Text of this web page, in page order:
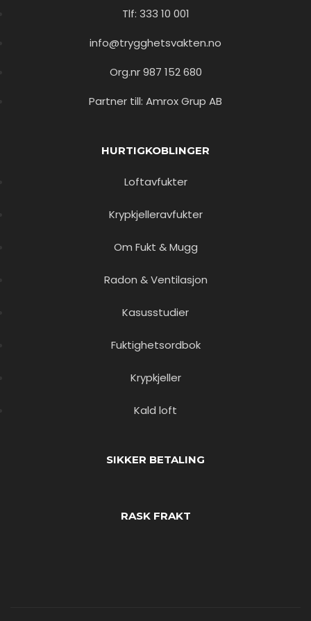
Tlf: 333 10 001
info@trygghetsvakten.no
Org.nr 987 152 680
Partner till: Amrox Grup AB
HURTIGKOBLINGER
Loftavfukter
Krypkjelleravfukter
Om Fukt & Mugg
Radon & Ventilasjon
Kasusstudier
Fuktighetsordbok
Krypkjeller
Kald loft
SIKKER BETALING
RASK FRAKT